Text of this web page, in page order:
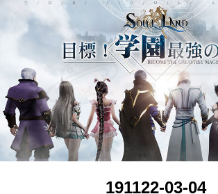
アクション
シミュレーション
DEAD OR ALIVE XVV
パズル/クイズ
ノベル
191122-03-04